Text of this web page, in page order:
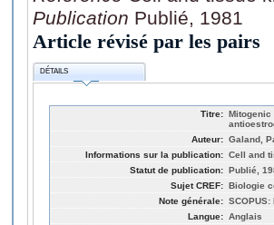
Publication Publié, 1981
Article révisé par les pairs
DÉTAILS
Titre: Mitogenic
Auteur: Galand,
Informations sur la publication: Cell and
Statut de publication: Publié,
Sujet CREF: Biologie
Note générale: SCOPUS:
Langue: Anglais